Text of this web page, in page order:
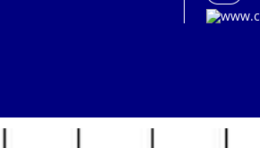
cu caracter personal